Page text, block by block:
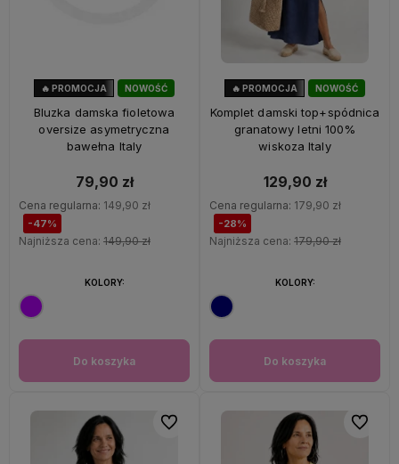
NOWOŚĆ
🔥 PROMOCJA
Bluzka damska fioletowa
oversize asymetryczna
bawełna Italy
79,90 zł
Cena regularna: 149,90 zł
-47%
Najniższa cena: 149,90 zł
Do koszyka
KOLORY:
NOWOŚĆ
🔥 PROMOCJA
Komplet damski top+spódnica
granatowy letni 100%
wiskoza Italy
129,90 zł
Cena regularna: 179,90 zł
-28%
Najniższa cena: 179,90 zł
Do koszyka
KOLORY:
Do ulubionych Do